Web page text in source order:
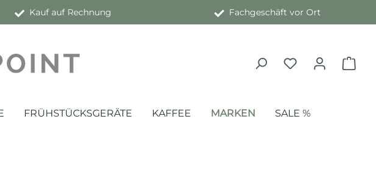
Kauf auf Rechnung Fachgeschäft vor Ort
FRÜHSTÜCKSGERÄTE KAFFEE MARKEN SALE %